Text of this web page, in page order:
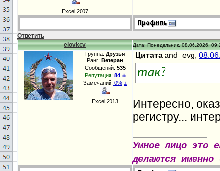
Excel 2007
Ответить
elovkov
Дата: Понедельник, 08.06.2026,
Группа: Друзья
Ранг: Ветеран
Сообщений: 535
Репутация: 84 ±
Замечаний: 0% ±
Excel 2013
Цитата and_evg,
так?
Интересно,
регистру...
Умное лицо это
делаются